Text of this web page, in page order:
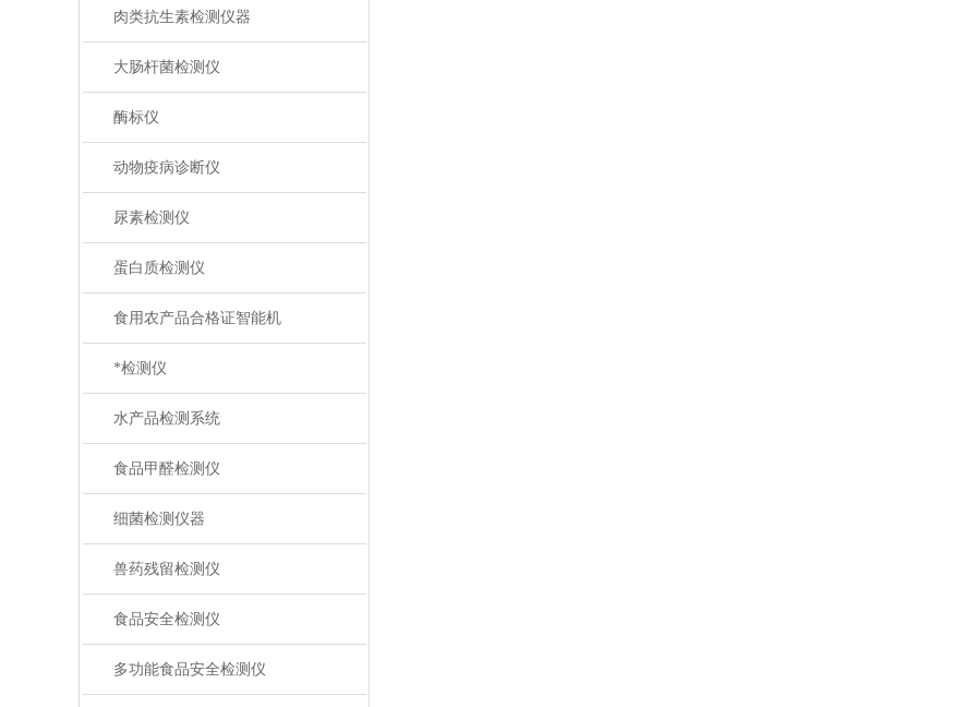
肉类抗生素检测仪器
大肠杆菌检测仪
酶标仪
动物疫病诊断仪
尿素检测仪
蛋白质检测仪
食用农产品合格证智能机
*检测仪
水产品检测系统
食品甲醛检测仪
细菌检测仪器
兽药残留检测仪
食品安全检测仪
多功能食品安全检测仪